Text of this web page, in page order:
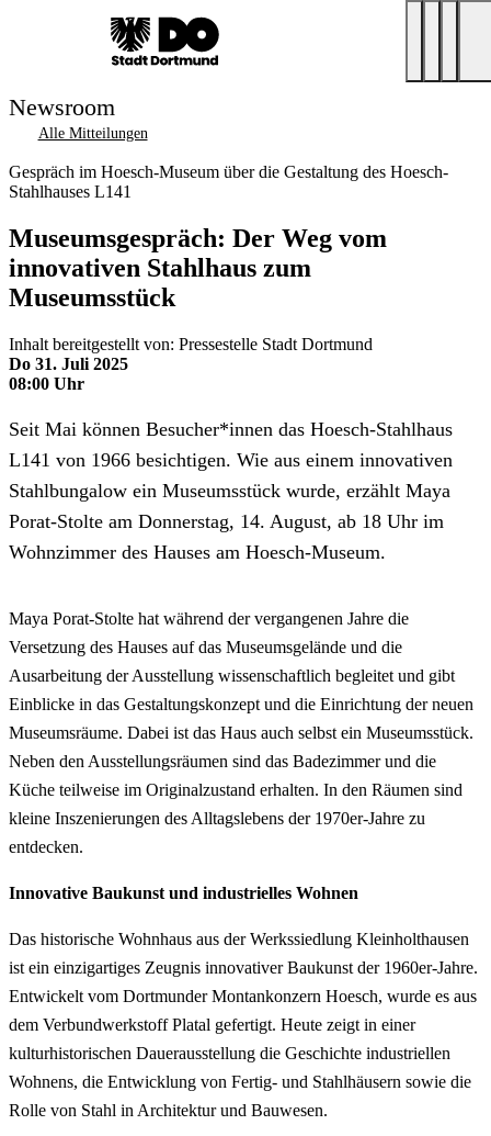
Newsroom
Alle Mitteilungen
Gespräch im Hoesch-Museum über die Gestaltung des Hoesch-
Stahlhauses L141
Museumsgespräch: Der Weg vom
innovativen Stahlhaus zum
Museumsstück
Inhalt bereitgestellt von: Pressestelle Stadt Dortmund
Do 31. Juli 2025
08:00 Uhr
Seit Mai können Besucher*innen das Hoesch-Stahlhaus
L141 von 1966 besichtigen. Wie aus einem innovativen
Stahlbungalow ein Museumsstück wurde, erzählt Maya
Porat-Stolte am Donnerstag, 14. August, ab 18 Uhr im
Wohnzimmer des Hauses am Hoesch-Museum.
Maya Porat-Stolte hat während der vergangenen Jahre die
Versetzung des Hauses auf das Museumsgelände und die
Ausarbeitung der Ausstellung wissenschaftlich begleitet und gibt
Einblicke in das Gestaltungskonzept und die Einrichtung der neuen
Museumsräume. Dabei ist das Haus auch selbst ein Museumsstück.
Neben den Ausstellungsräumen sind das Badezimmer und die
Küche teilweise im Originalzustand erhalten. In den Räumen sind
kleine Inszenierungen des Alltagslebens der 1970er-Jahre zu
entdecken.
Innovative Baukunst und industrielles Wohnen
Das historische Wohnhaus aus der Werkssiedlung Kleinholthausen
ist ein einzigartiges Zeugnis innovativer Baukunst der 1960er-Jahre.
Entwickelt vom Dortmunder Montankonzern Hoesch, wurde es aus
dem Verbundwerkstoff Platal gefertigt. Heute zeigt in einer
kulturhistorischen Dauerausstellung die Geschichte industriellen
Wohnens, die Entwicklung von Fertig- und Stahlhäusern sowie die
Rolle von Stahl in Architektur und Bauwesen.